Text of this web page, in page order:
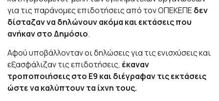
για τις παράνομες επιδοτήσεις από τον ΟΠΕΚΕΠΕ δεν
δίσταζαν να δηλώνουν ακόμα και εκτάσεις που
ανήκαν στο Δημόσιο.
Αφού υποβάλλονταν οι δηλώσεις για τις ενισχύσεις και
εξασφάλιζαν τις επιδοτήσεις, έκαναν
τροποποιήσεις στο Ε9 και διέγραφαν τις εκτάσεις
ώστε να καλύπτουν τα ίχνη τους.